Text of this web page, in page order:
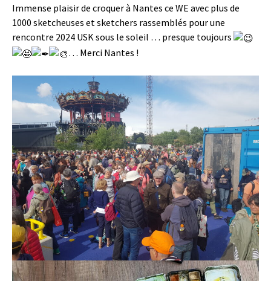
Immense plaisir de croquer à Nantes ce WE avec plus de
1000 sketcheuses et sketchers rassemblés pour une
rencontre 2024 USK sous le soleil … presque toujours
… Merci Nantes !